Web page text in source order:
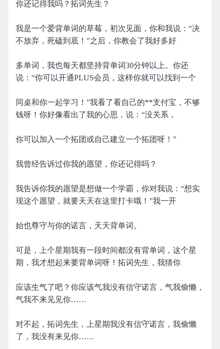
你还记得我吗？拓词先生？
我是一个爱背单词的草莓，初次见面，你和我说：“决
不放弃，死磕到底！”之后，你教会了我好多好
多单词，我也每天都坚持背单词30分钟以上。你还
说：“你可以开通PLUS会员，这样你就可以找到一个
同桌和你一起学习！”我看了看自己的**支付宝，不够
钱呀！你好像看出了我的心思，说：“没关系，
你可以加入一个拓团或自己建立一个拓团呀！”
我曾经告诉过你我的愿望，你还记得吗？
我告诉你我的愿望是想做一个学霸，你对我说：“想实
现这个愿望，就要天天在这里打卡哦！”我一开
始也尊守与你的诺言，天天背单词。
可是，上个星期我有一段时间都没有背单词，这个星
期，我才想起来要背单词呀！拓词先生，我猜你
应该生气了吧？你应该气我没有信守诺言，气我偷懒，
气我不来见见你……
对不起，拓词先生，上星期我没有信守诺言，我偷懒
了，我没有来见你……